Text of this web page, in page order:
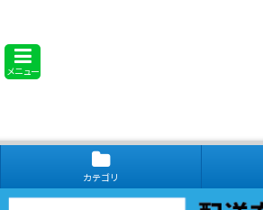
メニュー
カテゴリ